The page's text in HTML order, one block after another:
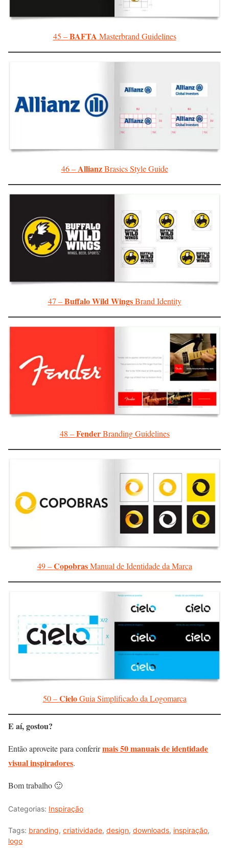
45 –BAFTA Masterbrand Guidelines
46 –AllianzBrasics Style Guide
47 –Buffalo Wild WingsBrand Identity
48 –FenderBranding Guidelines
49 –CopobrasManual de Identidade da Marca
50 –CieloGuia Simplificado da Logomarca
E aí, gostou?
Então aproveite para conferirmais 50 manuais de identidade
visual inspiradores.
Bom trabalho 🙂
Categorias: Inspiração
Tags: branding, criatividade, design, downloads, inspiração,
logo